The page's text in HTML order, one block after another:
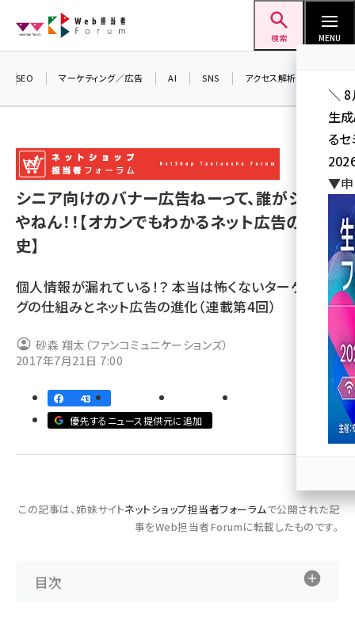
ン
検索 MENU
seo (3524)
ai (2804)
セミナー (2306)
meo (1275)
SEO マーケティング／広告 AI SNS アクセス解析／データ分析
シニア向けのバナー広告ねーって、誰がシニア
やねん！！【オカンでもわかるネット広告の歴
史】
個人情報が漏れている！？ 本当は怖くないターゲティン
グの仕組みとネット広告の進化（連載第4回）
砂森 翔太（ファンコミュニケーションズ）
2017年7月21日 7:00
43
優先するニュース提供元に追加
この記事は、姉妹サイトネットショップ担当者フォーラムで公開された記
事をWeb担当者Forumに転載したものです。
目次
＼ 8
生
る
▼申